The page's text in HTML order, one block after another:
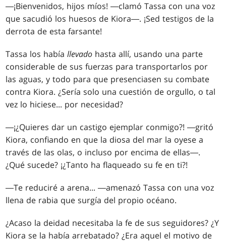
―¡Bienvenidos, hijos míos! ―clamó Tassa con una voz
que sacudió los huesos de Kiora―. ¡Sed testigos de la
derrota de esta farsante!
Tassa los habíallevado hasta allí, usando una parte
considerable de sus fuerzas para transportarlos por
las aguas, y todo para que presenciasen su combate
contra Kiora. ¿Sería solo una cuestión de orgullo, o tal
vez lo hiciese... por necesidad?
―¡¿Quieres dar un castigo ejemplar conmigo?! ―gritó
Kiora, confiando en que la diosa del mar la oyese a
través de las olas, o incluso por encima de ellas―.
¿Qué sucede? ¡¿Tanto ha flaqueado su fe en ti?!
―Te reduciré a arena... ―amenazó Tassa con una voz
llena de rabia que surgía del propio océano.
¿Acaso la deidad necesitaba la fe de sus seguidores? ¿Y
Kiora se la había arrebatado? ¿Era aquel el motivo de